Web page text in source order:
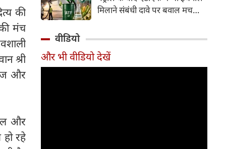
की
मंच
श्री
और
और
रहे
इसके अलावा Redmi Note 17 में
Corning Gorilla Glass 7i
चेसिस जैसे फीचर्स मिलते हैं।
मिलाने संबंधी दावे पर बवाल मच
इथेनॉल मिलाने की कोई योजना नहीं
है।
वीडियो
और भी वीडियो देखें